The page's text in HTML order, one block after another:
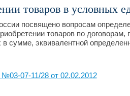
товаров в условных
посвящено вопросам
товаров по
сумме, эквивалентной
07-11/28 от 02.02.2012